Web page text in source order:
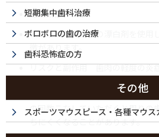
通院期間 1日
メリット 高濃度の漂白剤を使用
徴があります。
リスクと副作用 歯肉の軽度の炎
す。ホワイトニング後はホワイト
ことがあります。軽度のホワイト
の回数こなしていただくと周りの
ちにくくなることがあります。
短期集中歯科治療
ボロボロの歯の治療
歯科恐怖症の方
その他
スポーツマウスピース・各種マウス